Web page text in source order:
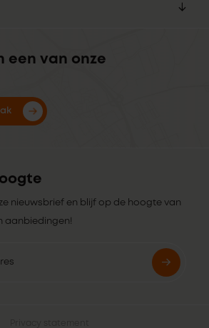
een van onze
nieuwsbrief en blijf op de hoogte van
aanbiedingen!